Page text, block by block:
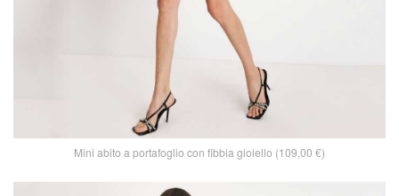
Mini abito a portafoglio con fibbia gioiello (109,00 €)